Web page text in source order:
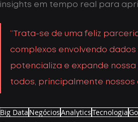
insights em tempo real para
“Trata-se de uma feliz
complexos envolvendo
potencializa e expande
todos, principalmente nossos
Big Data NegóciosAnalyticsTecnologia